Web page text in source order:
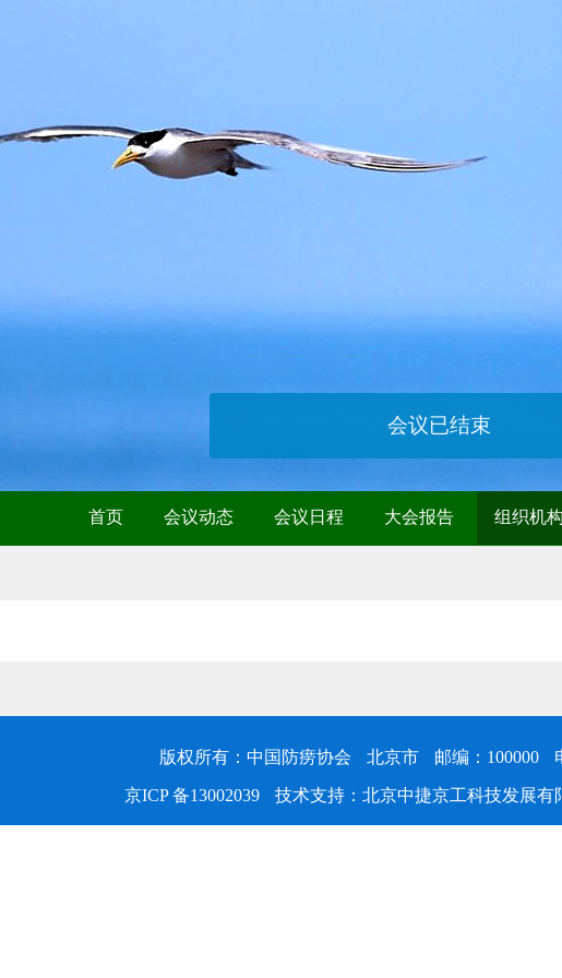
会议已结束
首页 会议动态 会议日程 大会报告 组织机构
版权所有：中国防痨协会 北京市 邮编：100000
京ICP 备13002039 技术支持：北京中捷京工科技发展有